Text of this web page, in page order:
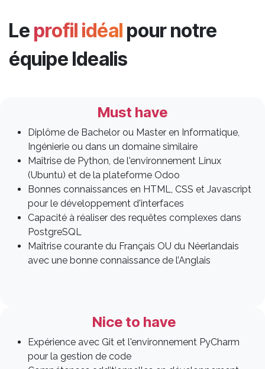
Le profil idéal pour notre
équipe Idealis
Must have
Diplôme de Bachelor ou Master en Informatique,
Ingénierie ou dans un domaine similaire
Maîtrise de Python, de l'environnement Linux
(Ubuntu) et de la plateforme Odoo
Bonnes connaissances en HTML, CSS et Javascript
pour le développement d'interfaces
Capacité à réaliser des requêtes complexes dans
PostgreSQL
Maîtrise courante du Français OU du Néerlandais
avec une bonne connaissance de l’Anglais
Nice to have
Expérience avec Git et l'environnement PyCharm
pour la gestion de code